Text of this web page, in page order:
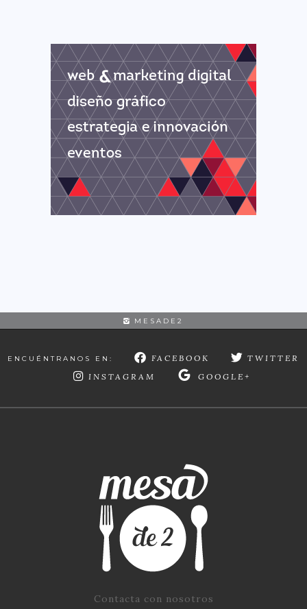
MESADE2
ENCUÉNTRANOS EN: FACEBOOK
TWITTER
INSTAGRAM
GOOGLE+
Contacta con nosotros